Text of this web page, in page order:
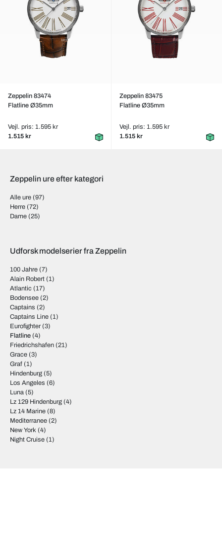
Zeppelin 83474
Flatline Ø35mm
Vejl. pris: 1.595 kr
1.515 kr
Zeppelin 83475
Flatline Ø35mm
Vejl. pris: 1.595 kr
1.515 kr
Zeppelin ure efter kategori
Alle ure (97)
Herre (72)
Dame (25)
Udforsk modelserier fra Zeppelin
100 Jahre (7)
Alain Robert (1)
Atlantic (17)
Bodensee (2)
Captains (2)
Captains Line (1)
Eurofighter (3)
Flatline (4)
Friedrichshafen (21)
Grace (3)
Graf (1)
Hindenburg (5)
Los Angeles (6)
Luna (5)
Lz 129 Hindenburg (4)
Lz 14 Marine (8)
Mediterranee (2)
New York (4)
Night Cruise (1)